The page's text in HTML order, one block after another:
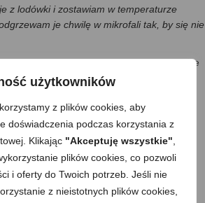
użytkowników
z plików cookies, aby
doświadczenia podczas korzystania z
Klikając "Akceptuję wszystkie"
plików cookies, co pozwoli
i oferty do Twoich potrzeb. Jeśli nie
z nieistotnych plików cookies,
z lodówki i zostawiam w temperaturze
je chwilę w mikrofali tak, by się nie
spójną masę (np. mikserem), a następnie
elastyczne ciasto –najlepiej najpierw
jest miękkie i przyjemne w obróbce:)
kształtach. Ja chętnie wyciskam je
szprycki np. kółka, serca, kwiatki,
wężyki, itp. Można także uformować z